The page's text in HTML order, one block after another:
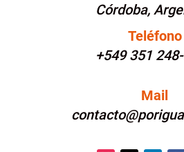
Córdoba,
Teléfono
+549 351
Mail